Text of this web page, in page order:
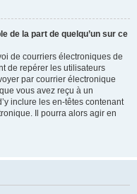
de la part de quelqu’un sur ce
de courriers électroniques de
de repérer les utilisateurs
par courrier électronique
vous avez reçu à un
inclure les en-têtes contenant
Il pourra alors agir en